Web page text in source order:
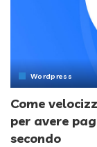
Wordpress
Come
per avere
secondo